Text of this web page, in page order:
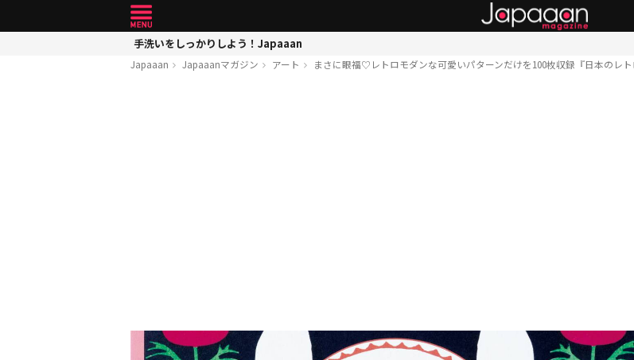
手洗いをしっかりしよう！Japaaan
Japaaan Japaaanマガジン アート まさに眼福♡レトロモダンな可愛いパターンだけを100枚収録『日本のレ